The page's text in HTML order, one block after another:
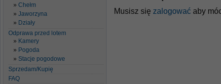
Chełm
Jaworzyna
Działy
Odprawa przed lotem
Kamery
Pogoda
Stacje pogodowe
Sprzedam/Kupię
FAQ
Musisz się zalogować aby